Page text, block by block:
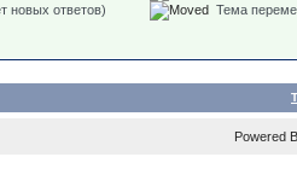
новых ответов)
Тема
Powered